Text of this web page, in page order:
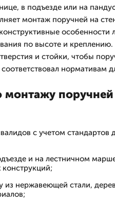
в подъезде или на
монтаж поручней на
особенности
по высоте и
и стойки, чтобы
нормативам
монтажу
с учетом стандартов
и на лестничном
из нержавеющей стали,